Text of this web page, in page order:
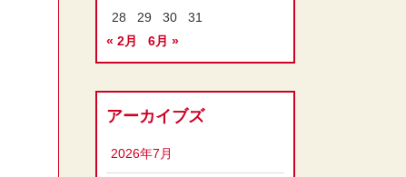
28
29 30
31
« 2月
6月 »
アーカイブズ
2026年7月